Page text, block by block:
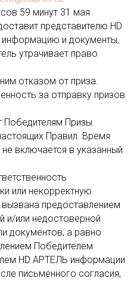
59 минут 31 мая
представителю HD
и документы,
утрачивает право
отказом от приза.
за отправку призов
Победителям Призы
Правил. Время
включается в указанный
или некорректную
предоставлением
и/или недостоверной
документов, а равно
Победителем
HD АРТЕЛЬ информации
письменного согласия,